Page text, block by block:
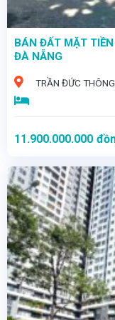
BÁN ĐẤT MẶT
ĐÀ NẴNG
TRẦN ĐỨC
11.900.000.000